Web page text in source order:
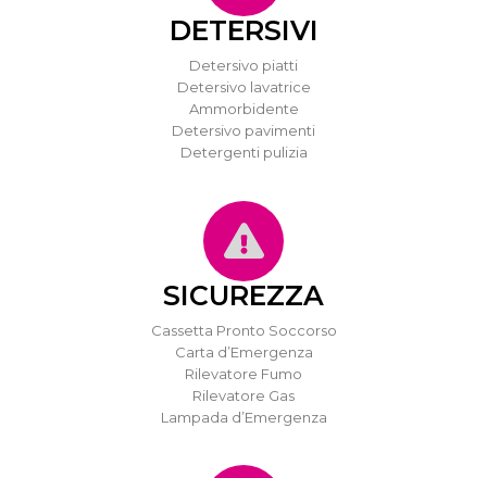
DETERSIVI
Detersivo piatti
Detersivo lavatrice
Ammorbidente
Detersivo pavimenti
Detergenti pulizia
SICUREZZA
Cassetta Pronto Soccorso
Carta d’Emergenza
Rilevatore Fumo
Rilevatore Gas
Lampada d’Emergenza